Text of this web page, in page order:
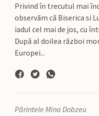
Privind în trecutul mai
observăm că Biserica si
iadul cel mai de jos, cu
După al doilea război
Europei...
Părintele Mina Dobzeu